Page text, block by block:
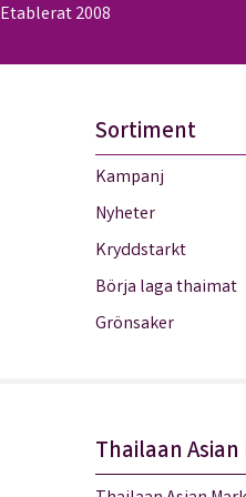
Etablerat 2008
Sortiment
Kampanj
Nyheter
Kryddstarkt
Börja laga thaimat
Grönsaker
Thailaan